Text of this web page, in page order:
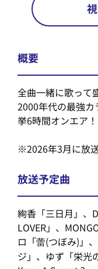
概要
全曲一緒に歌って
2000年代の最強
挙6時間オンエア！
※2026年3月に放
放送予定曲
絢香「三日月」、
LOVER」、
ロ「蕾(つぼみ)」
ジ」、ゆず「栄光